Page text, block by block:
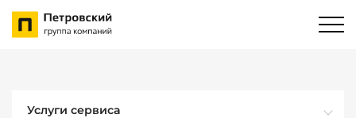
Услуги сервиса